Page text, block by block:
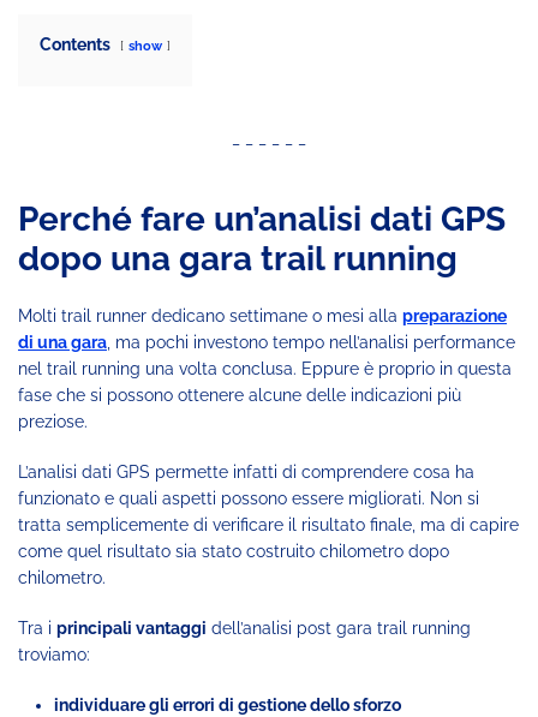
Contents show
Perché fare un’analisi dati GPS
dopo una gara trail running
Molti trail runner dedicano settimane o mesi alla preparazione
di una gara , ma pochi investono tempo nell’analisi performance
nel trail running una volta conclusa. Eppure è proprio in questa
fase che si possono ottenere alcune delle indicazioni più
preziose.
L’analisi dati GPS permette infatti di comprendere cosa ha
funzionato e quali aspetti possono essere migliorati. Non si
tratta semplicemente di verificare il risultato finale, ma di capire
come quel risultato sia stato costruito chilometro dopo
chilometro.
Tra i principali vantaggi dell’analisi post gara trail running
troviamo:
individuare gli errori di gestione dello sforzo